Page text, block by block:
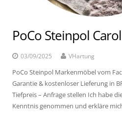
PoCo Steinpol
03/09/2025 VHartung
PoCo Steinpol Markenmöbel vom
Garantie & kostenloser Lieferung in
Tiefpreis – Anfrage stellen Ich habe
Kenntnis genommen und erkläre